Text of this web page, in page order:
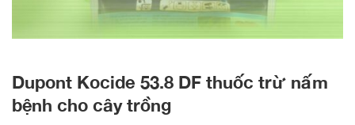
Dupont Kocide 53.8 DF thuốc trừ nấm
bệnh cho cây trồng